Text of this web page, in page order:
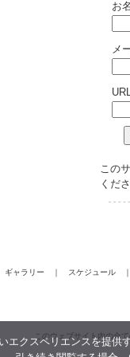
お
メ
URL
この
くだ
ギャラリー ｜ スケジュール
このウェブサイト内の全
エクスペリエンスを提供